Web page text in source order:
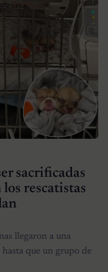
sacrificadas
rescatistas
llegaron a una
que un grupo de